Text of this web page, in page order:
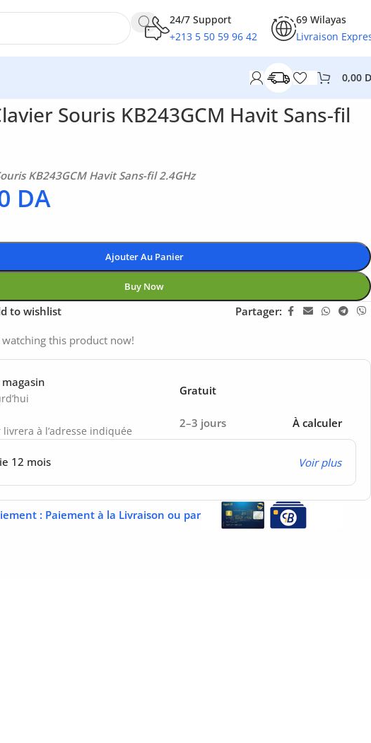
24/7 Support
+213 5 50 59 96 42
69 Wilayas
Livraison
0,00
Souris KB243GCM Havit Sans-fil
KB243GCM Havit Sans-fil 2.4GHz
DA
Ajouter Au Panier
Buy Now
to wishlist Partager:
watching this product now!
Gratuit
à l’adresse indiquée
2–3 jours À calculer
12 mois Voir plus
: Paiement à la Livraison ou par